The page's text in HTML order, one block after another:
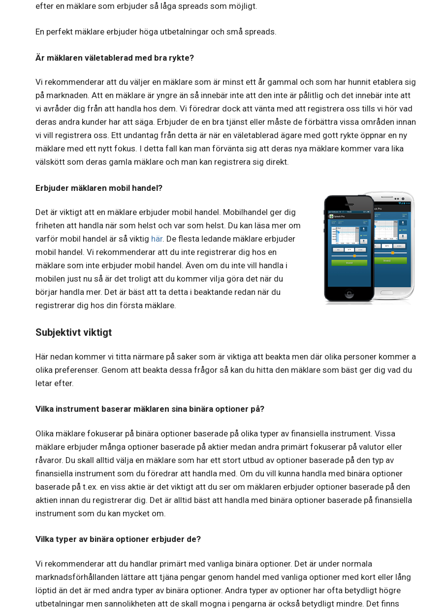
efter en mäklare som erbjuder så låga spreads som möjligt.
En perfekt mäklare erbjuder höga utbetalningar och små spreads.
Är mäklaren väletablerad med bra rykte?
Vi rekommenderar att du väljer en mäklare som är minst ett år gammal och som har hunnit etablera sig
på marknaden. Att en mäklare är yngre än så innebär inte att den inte är pålitlig och det innebär inte att
vi avråder dig från att handla hos dem. Vi föredrar dock att vänta med att registrera oss tills vi hör vad
deras andra kunder har att säga. Erbjuder de en bra tjänst eller måste de förbättra vissa områden innan
vi vill registrera oss. Ett undantag från detta är när en väletablerad ägare med gott rykte öppnar en ny
mäklare med ett nytt fokus. I detta fall kan man förvänta sig att deras nya mäklare kommer vara lika
välskött som deras gamla mäklare och man kan registrera sig direkt.
Erbjuder mäklaren mobil handel?
Det är viktigt att en mäklare erbjuder mobil handel. Mobilhandel ger dig
friheten att handla när som helst och var som helst. Du kan läsa mer om
varför mobil handel är så viktig här. De flesta ledande mäklare erbjuder
mobil handel. Vi rekommenderar att du inte registrerar dig hos en
mäklare som inte erbjuder mobil handel. Även om du inte vill handla i
mobilen just nu så är det troligt att du kommer vilja göra det när du
börjar handla mer. Det är bäst att ta detta i beaktande redan när du
registrerar dig hos din första mäklare.
Subjektivt viktigt
Här nedan kommer vi titta närmare på saker som är viktiga att beakta men där olika personer kommer a
olika preferenser. Genom att beakta dessa frågor så kan du hitta den mäklare som bäst ger dig vad du
letar efter.
Vilka instrument baserar mäklaren sina binära optioner på?
Olika mäklare fokuserar på binära optioner baserade på olika typer av finansiella instrument. Vissa
mäklare erbjuder många optioner baserade på aktier medan andra primärt fokuserar på valutor eller
råvaror. Du skall alltid välja en mäklare som har ett stort utbud av optioner baserade på den typ av
finansiella instrument som du föredrar att handla med. Om du vill kunna handla med binära optioner
baserade på t.ex. en viss aktie är det viktigt att du ser om mäklaren erbjuder optioner baserade på den
aktien innan du registrerar dig. Det är alltid bäst att handla med binära optioner baserade på finansiella
instrument som du kan mycket om.
Vilka typer av binära optioner erbjuder de?
Vi rekommenderar att du handlar primärt med vanliga binära optioner. Det är under normala
marknadsförhållanden lättare att tjäna pengar genom handel med vanliga optioner med kort eller lång
löptid än det är med andra typer av binära optioner. Andra typer av optioner har ofta betydligt högre
utbetalningar men sannolikheten att de skall mogna i pengarna är också betydligt mindre. Det finns